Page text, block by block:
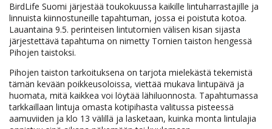
BirdLife Suomi järjestää toukokuussa kaikille lintuharrastajille ja
linnuista kiinnostuneille tapahtuman, jossa ei poistuta kotoa.
Lauantaina 9.5. perinteisen lintutornien välisen kisan sijasta
järjestettävä tapahtuma on nimetty Tornien taiston hengessä
Pihojen taistoksi.
Pihojen taiston tarkoituksena on tarjota mielekästä tekemistä
tämän kevään poikkeusoloissa, viettää mukava lintupäivä ja
huomata, mitä kaikkea voi löytää lähiluonnosta. Tapahtumassa
tarkkaillaan lintuja omasta kotipihasta valitussa pisteessä
aamuviiden ja klo 13 välillä ja lasketaan, kuinka monta lintulajia